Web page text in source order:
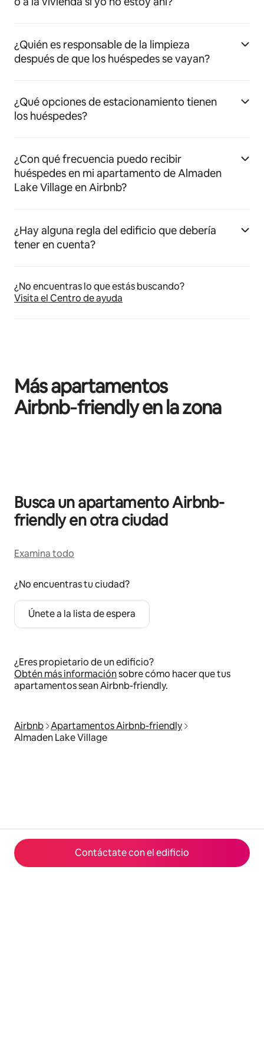
Contáctate con el edificio
¿Quién es responsable de la limpieza
después de que los huéspedes se vayan?
¿Qué opciones de estacionamiento tienen
los huéspedes?
¿Con qué frecuencia puedo recibir
huéspedes en mi apartamento de Almaden
Lake Village en Airbnb?
¿Hay alguna regla del edificio que debería
tener en cuenta?
¿No encuentras lo que estás buscando?
Visita el Centro de ayuda
Más apartamentos
Airbnb‑friendly en la zona
Busca un apartamento Airbnb-
friendly en otra ciudad
Examina todo
¿No encuentras tu ciudad?
Únete a la lista de espera
¿Eres propietario de un edificio?
Obtén más informaciónsobre cómo hacer que tus
apartamentos sean Airbnb-friendly.
Airbnb Apartamentos Airbnb-friendly
Almaden Lake Village